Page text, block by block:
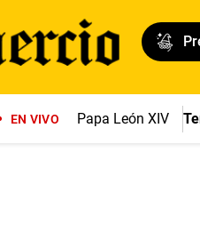
EN VIVO Papa León XIV